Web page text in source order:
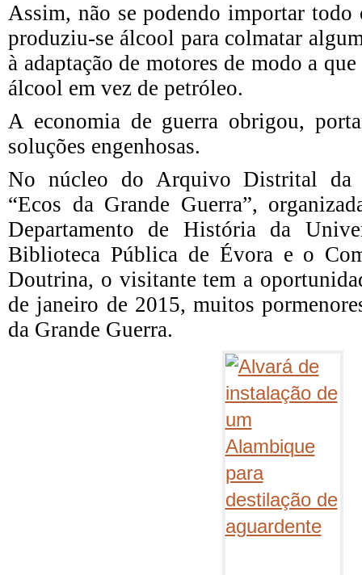
Assim, não se podendo importar todo
produziu-se álcool para colmatar
à adaptação de motores de modo a
álcool em vez de petróleo.
A economia de guerra obrigou,
soluções engenhosas.
No núcleo do Arquivo Distrital da
“Ecos da Grande Guerra”,
Departamento de História da
Biblioteca Pública de Évora e o
Doutrina, o visitante tem a
de janeiro de 2015, muitos
da Grande Guerra.